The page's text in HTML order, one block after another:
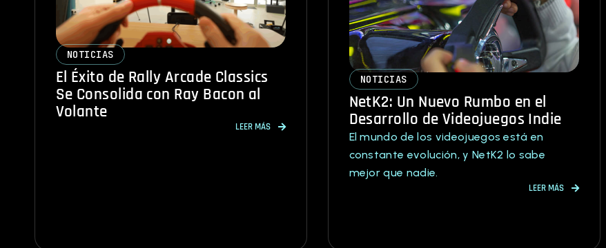
NOTICIAS
El Éxito de Rally Arcade Classics
Se Consolida con Ray Bacon al
Volante
LEER MÁS
NOTICIAS
NetK2: Un Nuevo Rumbo en el
Desarrollo de Videojuegos Indie
El mundo de los videojuegos está en
constante evolución, y NetK2 lo sabe
mejor que nadie.
LEER MÁS